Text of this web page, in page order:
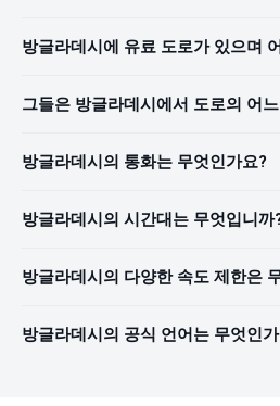
방글라데시에 유료 도로가 있으며
그들은 방글라데시에서 도로의 어
방글라데시의 통화는 무엇인가요?
방글라데시의 시간대는 무엇입니까
방글라데시의 다양한 속도 제한은
방글라데시의 공식 언어는 무엇인